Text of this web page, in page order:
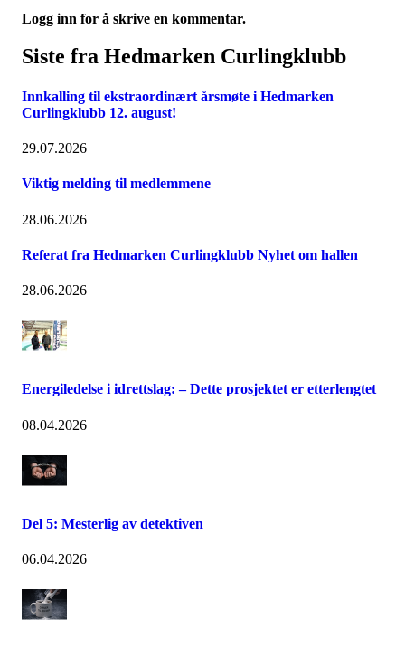
Logg inn for å skrive en kommentar.
Siste fra Hedmarken Curlingklubb
Innkalling til ekstraordinært årsmøte i Hedmarken
Curlingklubb 12. august!
29.07.2026
Viktig melding til medlemmene
28.06.2026
Referat fra Hedmarken Curlingklubb Nyhet om hallen
28.06.2026
Energiledelse i idrettslag: – Dette prosjektet er etterlengtet
08.04.2026
Del 5: Mesterlig av detektiven
06.04.2026